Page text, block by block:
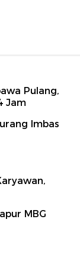
Pulang,
Jam
Imbas
MBG